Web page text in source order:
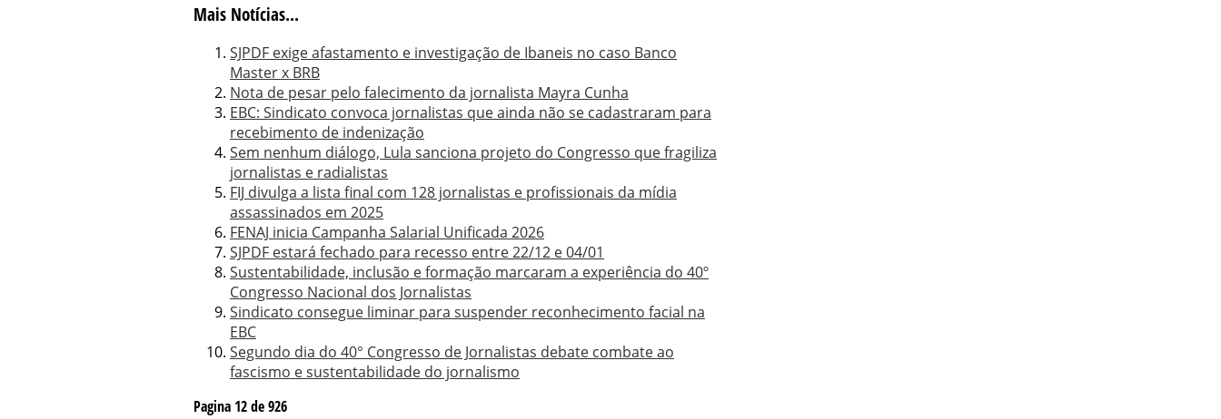
Mais Notícias...
SJPDF exige afastamento e investigação de Ibaneis no caso Banco
Master x BRB
Nota de pesar pelo falecimento da jornalista Mayra Cunha
EBC: Sindicato convoca jornalistas que ainda não se cadastraram para
recebimento de indenização
Sem nenhum diálogo, Lula sanciona projeto do Congresso que fragiliza
jornalistas e radialistas
FIJ divulga a lista final com 128 jornalistas e profissionais da mídia
assassinados em 2025
FENAJ inicia Campanha Salarial Unificada 2026
SJPDF estará fechado para recesso entre 22/12 e 04/01
Sustentabilidade, inclusão e formação marcaram a experiência do 40º
Congresso Nacional dos Jornalistas
Sindicato consegue liminar para suspender reconhecimento facial na
EBC
Segundo dia do 40° Congresso de Jornalistas debate combate ao
fascismo e sustentabilidade do jornalismo
Pagina 12 de 926